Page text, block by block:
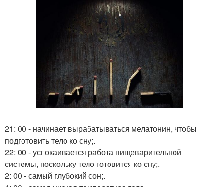
21: 00 - начинает вырабатываться мелатонин, чтобы
подготовить тело ко сну;.
22: 00 - успокаивается работа пищеварительной
системы, поскольку тело готовится ко сну;.
2: 00 - самый глубокий сон;.